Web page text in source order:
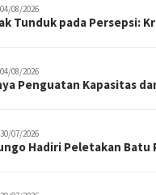
04/08/2026
Tunduk pada Persepsi:
04/08/2026
Penguatan Kapasitas
30/07/2026
Hadiri Peletakan